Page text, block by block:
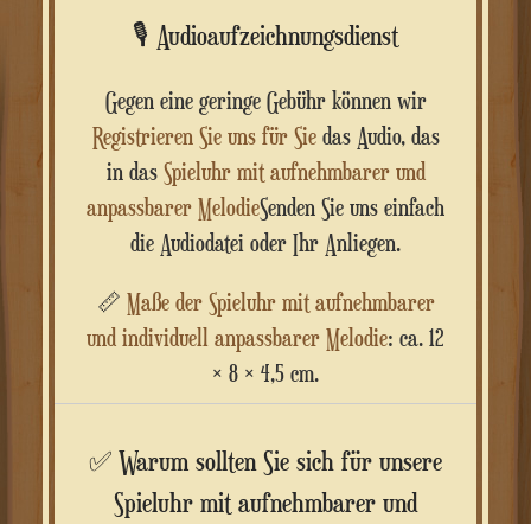
🎙️ Audioaufzeichnungsdienst
Gegen eine geringe Gebühr können wir
Registrieren Sie uns für Siedas Audio, das
in das Spieluhr mit aufnehmbarer und
anpassbarer MelodieSenden Sie uns einfach
die Audiodatei oder Ihr Anliegen.
Maße der Spieluhr mit aufnehmbarer
und individuell anpassbarer Melodie: ca. 12
× 8 × 4,5 cm.
✅ Warum sollten Sie sich für unsere
Spieluhr mit aufnehmbarer und